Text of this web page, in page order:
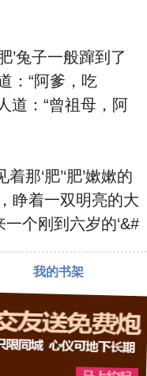
’兔子一般蹿到了
：“阿爹，吃
道：“曾祖⺟，阿
那‘肥’‘肥’嫰嫰的
睁着一双明亮的大
眼睛边吃糖边瞅着‮己自‬。想来‮个一‬刚到六岁的‘&#
我的书架